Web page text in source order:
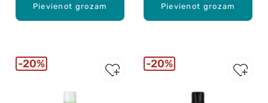
Pievienot grozam Pievienot grozam
20% 20%